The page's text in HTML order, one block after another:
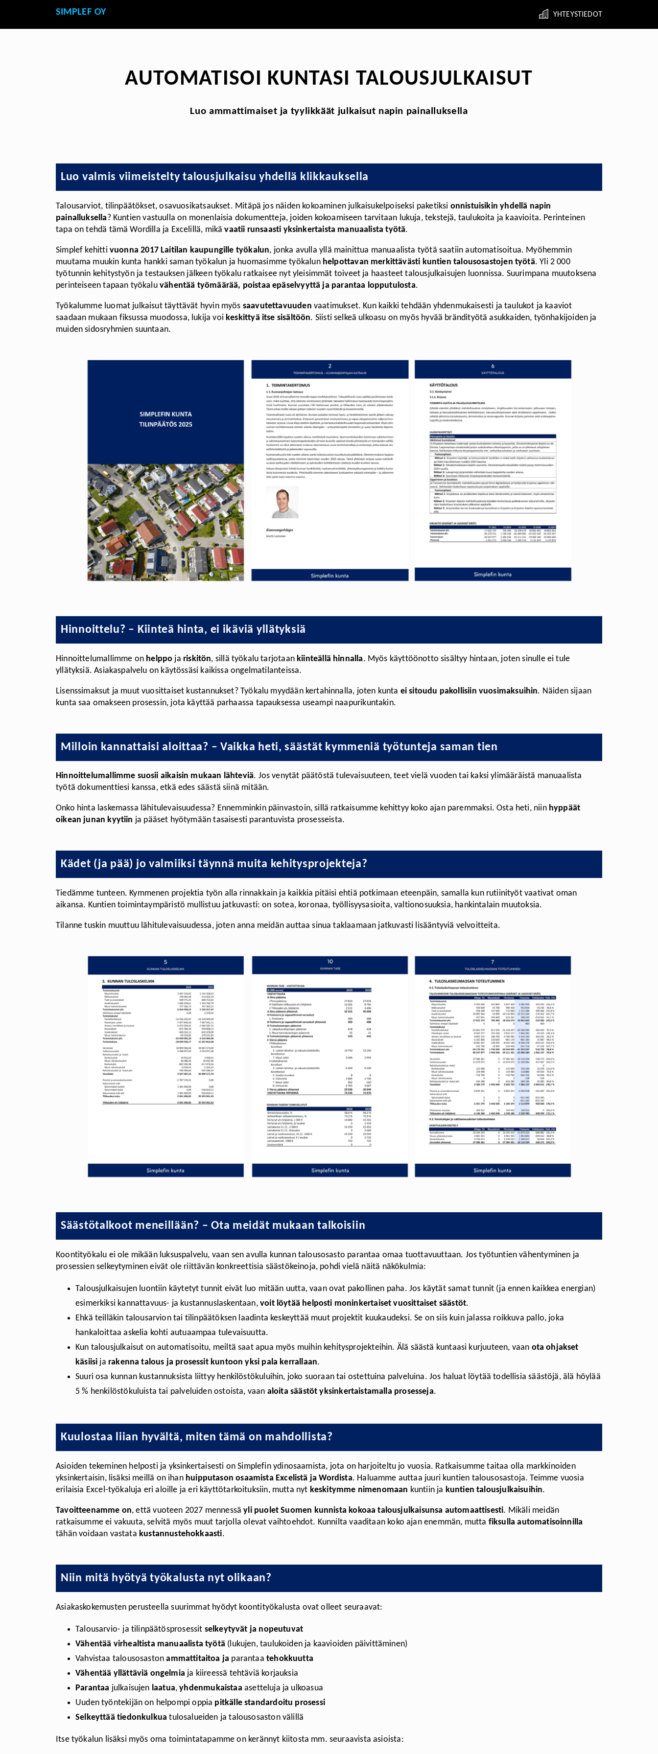
SIMPLEF OY YHTEYSTIEDOT
AUTOMATISOI KUNTASI TALOUSJULKAISUT
Luo ammattimaiset ja tyylikkäät julkaisut napin painalluksella
Luo valmis viimeistelty talousjulkaisu yhdellä klikkauksella
Talousarviot, tilinpäätökset, osavuosikatsaukset. Mitäpä jos näiden kokoaminen julkaisukelpoiseksi paketiksi onnistuisikin yhdellä napin
painalluksella? Kuntien vastuulla on monenlaisia dokumentteja, joiden kokoamiseen tarvitaan lukuja, tekstejä, taulukoita ja kaavioita. Perinteinen
tapa on tehdä tämä Wordilla ja Excelillä, mikävaatii runsaasti yksinkertaista manuaalista työtä.
Simplef kehitti vuonna 2017 Laitilan kaupungille työkalun, jonka avulla yllä mainittua manuaalista työtä saatiin automatisoitua. Myöhemmin
muutama muukin kunta hankki saman työkalun ja huomasimme työkalun helpottavan merkittävästi kuntien talousosastojen työtä. Yli 2 000
työtunnin kehitystyön ja testauksen jälkeen työkalu ratkaisee nyt yleisimmät toiveet ja haasteet talousjulkaisujen luonnissa. Suurimpana muutoksena
perinteiseen tapaan työkaluvähentää työmäärää, poistaa epäselvyyttä ja parantaa lopputulosta.
Työkalumme luomat julkaisut täyttävät hyvin myös saavutettavuuden vaatimukset. Kun kaikki tehdään yhdenmukaisesti ja taulukot ja kaaviot
saadaan mukaan fiksussa muodossa, lukija voi keskittyä itse sisältöön. Siisti selkeä ulkoasu on myös hyvää brändityötä asukkaiden, työnhakijoiden ja
muiden sidosryhmien suuntaan.
Hinnoittelu? – Kiinteä hinta, ei ikäviä yllätyksiä
Hinnoittelumallimme on helppo ja riskitön, sillä työkalu tarjotaan kiinteällä hinnalla. Myös käyttöönotto sisältyy hintaan, joten sinulle ei tule
yllätyksiä. Asiakaspalvelu on käytössäsi kaikissa ongelmatilanteissa.
Lisenssimaksut ja muut vuosittaiset kustannukset? Työkalu myydään kertahinnalla, joten kunta ei sitoudu pakollisiin vuosimaksuihin. Näiden sijaan
kunta saa omakseen prosessin, jota käyttää parhaassa tapauksessa useampi naapurikuntakin.
Milloin kannattaisi aloittaa? – Vaikka heti, säästät kymmeniä työtunteja saman tien
Hinnoittelumallimme suosii aikaisin mukaan lähteviä. Jos venytät päätöstä tulevaisuuteen, teet vielä vuoden tai kaksi ylimääräistä manuaalista
työtä dokumenttiesi kanssa, etkä edes säästä siinä mitään.
Onko hinta laskemassa lähitulevaisuudessa? Ennemminkin päinvastoin, sillä ratkaisumme kehittyy koko ajan paremmaksi. Osta heti, niin hyppäät
oikean junan kyytiin ja pääset hyötymään tasaisesti parantuvista prosesseista.
Kädet (ja pää) jo valmiiksi täynnä muita kehitysprojekteja?
Tiedämme tunteen. Kymmenen projektia työn alla rinnakkain ja kaikkia pitäisi ehtiä potkimaan eteenpäin, samalla kun rutiinityöt vaativat oman
aikansa. Kuntien toimintaympäristö mullistuu jatkuvasti: on sotea, koronaa, työllisyysasioita, valtionosuuksia, hankintalain muutoksia.
Tilanne tuskin muuttuu lähitulevaisuudessa, joten anna meidän auttaa sinua taklaamaan jatkuvasti lisääntyviä velvoitteita.
Säästötalkoot meneillään? – Ota meidät mukaan talkoisiin
Koontityökalu ei ole mikään luksuspalvelu, vaan sen avulla kunnan talousosasto parantaa omaa tuottavuuttaan. Jos työtuntien vähentyminen ja
prosessien selkeytyminen eivät ole riittävän konkreettisia säästökeinoja, pohdi vielä näitä näkökulmia:
Talousjulkaisujen luontiin käytetyt tunnit eivät luo mitään uutta, vaan ovat pakollinen paha. Jos käytät samat tunnit (ja ennen kaikkea energian)
esimerkiksi kannattavuus- ja kustannuslaskentaan, voit löytää helposti moninkertaiset vuosittaiset säästöt.
Ehkä teilläkin talousarvion tai tilinpäätöksen laadinta keskeyttää muut projektit kuukaudeksi. Se on siis kuin jalassa roikkuva pallo, joka
hankaloittaa askelia kohti autuaampaa tulevaisuutta.
Kun talousjulkaisut on automatisoitu, meiltä saat apua myös muihin kehitysprojekteihin. Älä säästä kuntaasi kurjuuteen, vaan ota ohjakset
käsiisi ja rakenna talous ja prosessit kuntoon yksi pala kerrallaan.
Suuri osa kunnan kustannuksista liittyy henkilöstökuluihin, joko suoraan tai ostettuina palveluina. Jos haluat löytää todellisia säästöjä, älä höylää
5 % henkilöstökuluista tai palveluiden ostoista, vaan aloita säästöt yksinkertaistamalla prosesseja.
Kuulostaa liian hyvältä, miten tämä on mahdollista?
Asioiden tekeminen helposti ja yksinkertaisesti on Simplefin ydinosaamista, jota on harjoiteltu jo vuosia. Ratkaisumme taitaa olla markkinoiden
yksinkertaisin, lisäksi meillä on ihan huipputason osaamista Excelistä ja Wordista. Haluamme auttaa juuri kuntien talousosastoja. Teimme vuosia
erilaisia Excel-työkaluja eri aloille ja eri käyttötarkoituksiin, mutta nyt keskitymme nimenomaan kuntiin ja kuntien talousjulkaisuihin.
Tavoitteenamme on, että vuoteen 2027 mennessäyli puolet Suomen kunnista kokoaa talousjulkaisunsa automaattisesti. Mikäli meidän
ratkaisumme ei vakuuta, selvitä myös muut tarjolla olevat vaihtoehdot. Kunnilta vaaditaan koko ajan enemmän, mutta fiksulla automatisoinnilla
tähän voidaan vastata kustannustehokkaasti.
Niin mitä hyötyä työkalusta nyt olikaan?
Asiakaskokemusten perusteella suurimmat hyödyt koontityökalusta ovat olleet seuraavat:
Talousarvio- ja tilinpäätösprosessit selkeytyvät ja nopeutuvat
Vähentää virhealtista manuaalista työtä (lukujen, taulukoiden ja kaavioiden päivittäminen)
Vahvistaa talousosastonammattitaitoa ja parantaatehokkuutta
Vähentää yllättäviä ongelmia ja kiireessä tehtäviä korjauksia
Parantaa julkaisujen laatua,yhdenmukaistaa asetteluja ja ulkoasua
Uuden työntekijän on helpompi oppia pitkälle standardoitu prosessi
Selkeyttää tiedonkulkua tulosalueiden ja talousosaston välillä
Itse työkalun lisäksi myös oma toimintatapamme on kerännyt kiitosta mm. seuraavista asioista: